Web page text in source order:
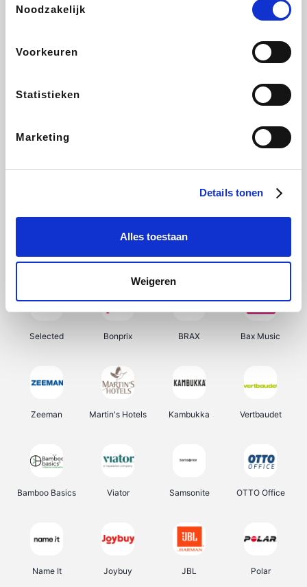
Noodzakelijk
Voorkeuren
Statistieken
Marketing
Details tonen
Alles toestaan
Weigeren
Lufthansa
CheapTickets.be DeubaXXL
Samsung Delonghi Tennis Point My Jewellery
Selected Bonprix BRAX Bax Music
Zeeman Martin's Hotels Kambukka Vertbaudet
Bamboo Basics Viator Samsonite OTTO Office
Name It Joybuy JBL Polar